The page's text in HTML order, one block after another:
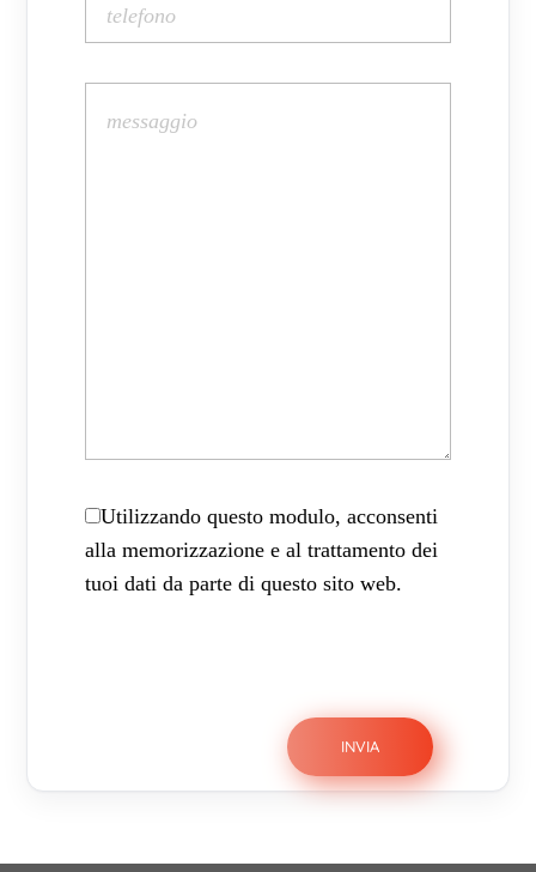
Utilizzando questo modulo, acconsenti
alla memorizzazione e al trattamento dei
tuoi dati da parte di questo sito web.